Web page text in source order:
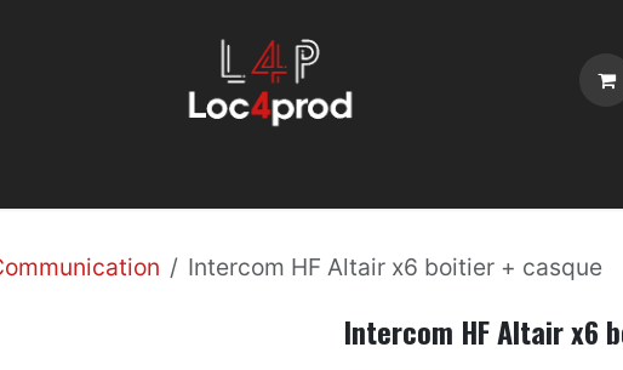
Intercom HF Altair x6 boitier + casque
Intercom HF Altair x6